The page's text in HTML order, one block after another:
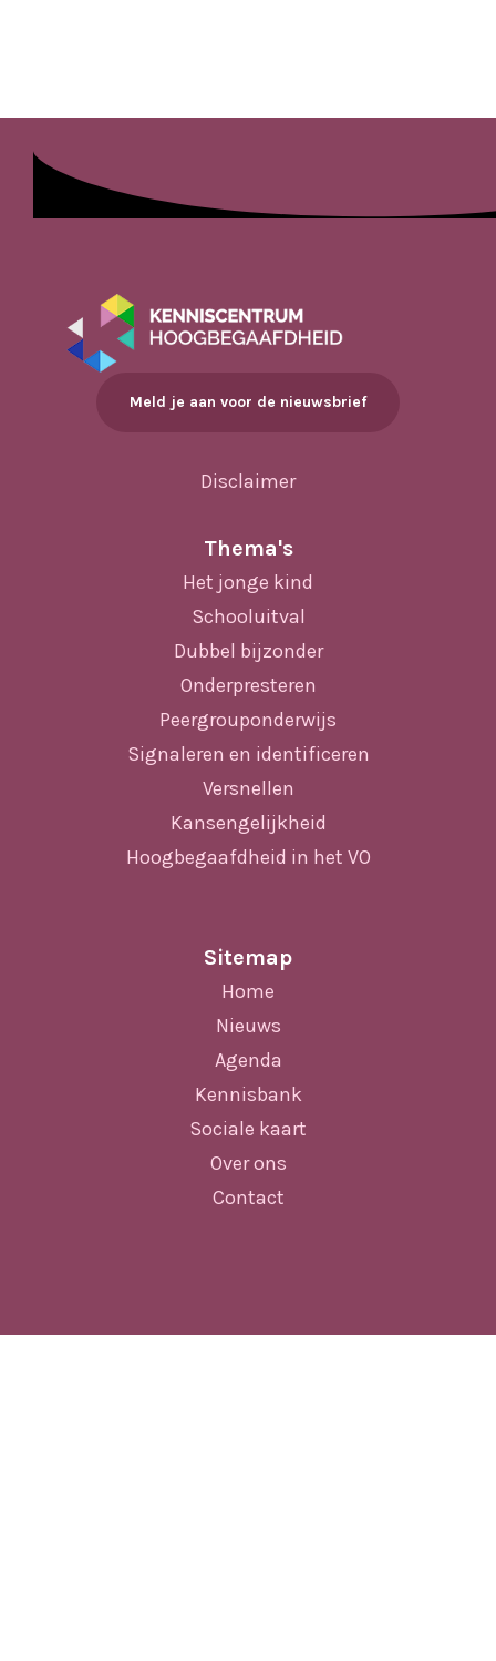
Meld je aan voor de nieuwsbrief
Disclaimer
Thema's
Het jonge kind
Schooluitval
Dubbel bijzonder
Onderpresteren
Peergrouponderwijs
Signaleren en identificeren
Versnellen
Kansengelijkheid
Hoogbegaafdheid in het VO
Sitemap
Home
Nieuws
Agenda
Kennisbank
Sociale kaart
Over ons
Contact